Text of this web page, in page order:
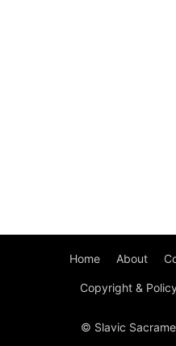
Home About
Copyright &
© Slavic